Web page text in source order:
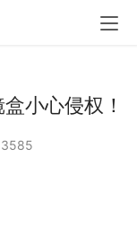
小心侵权！
3585